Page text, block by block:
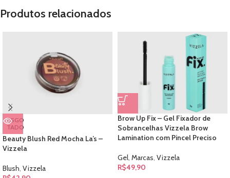
Produtos relacionados
ESGO
TADO
Beauty Blush Red Mocha La’s –
Vizzela
Blush, Vizzela
Brow Up Fix – Gel Fixador de
Sobrancelhas Vizzela Brow
Lamination com Pincel Preciso
Gel, Marcas, Vizzela
R$49,90